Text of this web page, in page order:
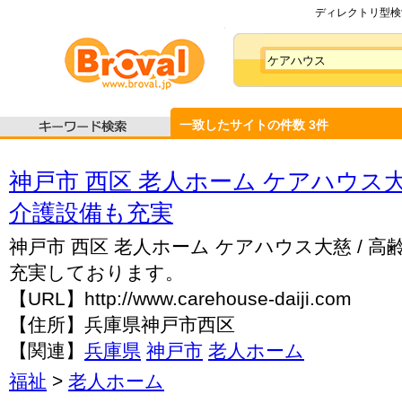
ディレクトリ型
一致したサイトの件数 3件
神戸市 西区 老人ホーム ケアハウ
介護設備も充実
神戸市 西区 老人ホーム ケアハウス大慈 /
充実しております。
【URL】http://www.carehouse-daiji.com
【住所】兵庫県神戸市西区
【関連】 兵庫県 神戸市 老人ホーム
福祉 > 老人ホーム